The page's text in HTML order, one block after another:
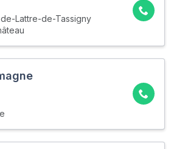
Lattre-de-Tassigny